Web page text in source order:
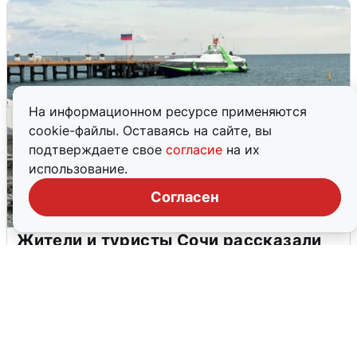
На информационном ресурсе применяются
cookie-файлы. Оставаясь на сайте, вы
подтверждаете свое согласие на их
использование.
Согласен
Жители и туристы Сочи рассказали